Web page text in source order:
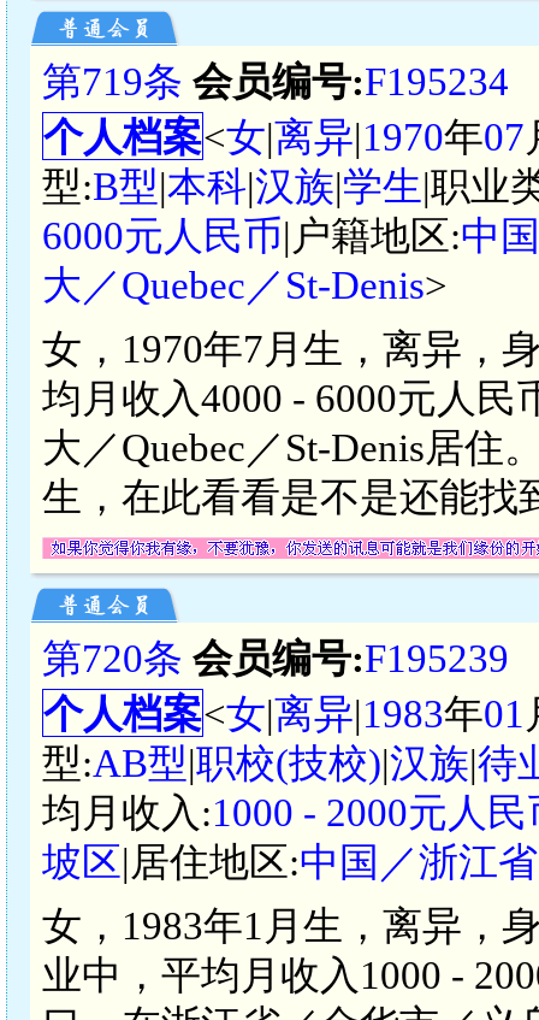
第719条 会员编号:F195234
个人档案<女|离异|1970年07
型:B型|本科|汉族|学生|职业
6000元人民币|户籍地区:中
大／Quebec／St-Denis>
女，1970年7月生，离异，
均月收入4000 - 6000元人
大／Quebec／St-Denis居
生，在此看看是不是还能找
第720条 会员编号:F195239
个人档案<女|离异|1983年01
型:AB型|职校(技校)|汉族|待
均月收入:1000 - 2000元人民
坡区|居住地区:中国／浙江
女，1983年1月生，离异，
业中，平均月收入1000 -